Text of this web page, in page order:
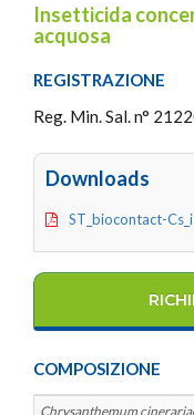
Insetticida
acquosa
REGISTRAZIONE
Reg. Min. Sal. n°
Downloads
ST_biocontact-
COMPOSIZIONE
Chrysanthemum